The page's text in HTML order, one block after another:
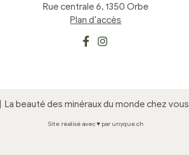
Rue centrale 6, 1350 Orbe
Plan d’accès
La beauté des minéraux du monde chez vous
Site réalisé avec ♥ par unyque.ch